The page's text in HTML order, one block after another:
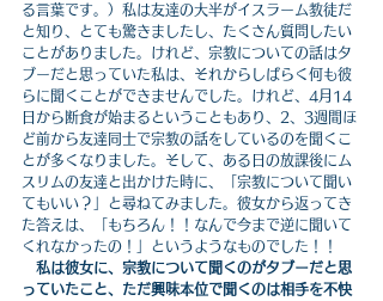
る言葉です。）私は友達の大半がイスラーム教徒だ
と知り、とても驚きましたし、たくさん質問したい
ことがありました。けれど、宗教についての話はタ
ブーだと思っていた私は、それからしばらく何も彼
らに聞くことができませんでした。けれど、4月14
日から断食が始まるということもあり、2、3週間ほ
ど前から友達同士で宗教の話をしているのを聞くこ
とが多くなりました。そして、ある日の放課後にム
スリムの友達と出かけた時に、「宗教について聞い
てもいい？」と尋ねてみました。彼女から返ってき
た答えは、「もちろん！！なんで今まで逆に聞いて
くれなかったの！」というようなものでした！！
私は彼女に、宗教について聞くのがタブーだと思
っていたこと、ただ興味本位で聞くのは相手を不快